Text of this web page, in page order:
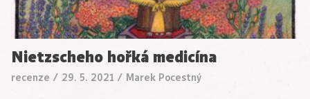
Nietzscheho hořká medicína
recenze / 29. 5. 2021 / Marek Pocestný